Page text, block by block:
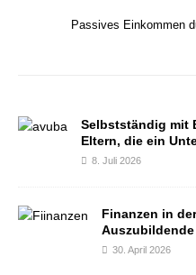
Passives Einkommen
Selbstständig mit
Eltern, die ein
8. Juli 2026
Finanzen in
30. April 2026